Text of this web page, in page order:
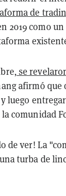
de
2019 como
se
afirmó
luego
comunidad
de ver! La
turba de